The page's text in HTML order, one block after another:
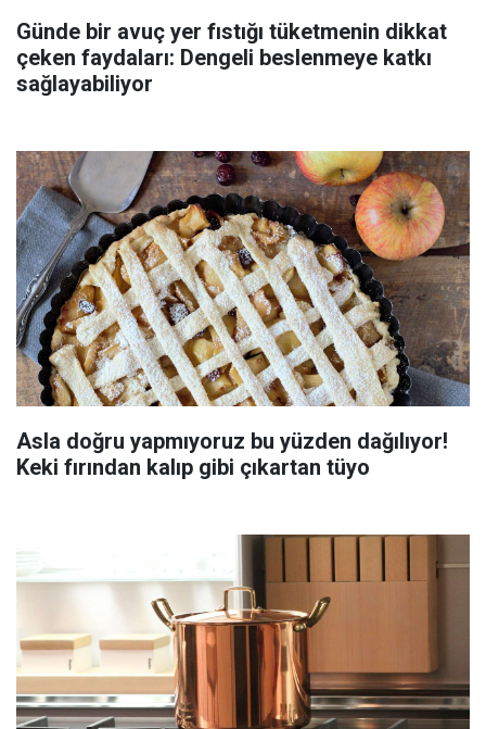
Günde bir avuç yer fıstığı tüketmenin dikkat
çeken faydaları: Dengeli beslenmeye katkı
sağlayabiliyor
Asla doğru yapmıyoruz bu yüzden dağılıyor!
Keki fırından kalıp gibi çıkartan tüyo